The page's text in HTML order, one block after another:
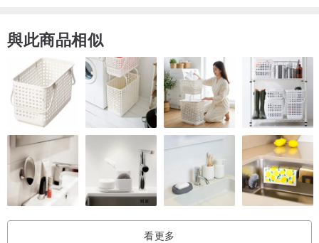
手機掛繩顏色有：
水泥灰色｜灰藍色｜黑魂色
掛繩配上特製燕麥色金屬配件
手機背帶可延長至約160CM，可自由調節手機背帶，輕鬆攜帶手機
與此商品相似
看更多